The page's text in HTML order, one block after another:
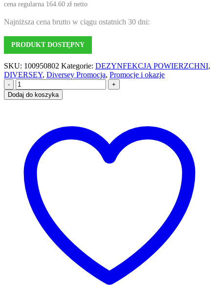
cena regularna 164.60 zł netto
Najniższa cena brutto w ciągu ostatnich 30 dni:
PRODUKT DOSTĘPNY
SKU: 100950802 Kategorie: DEZYNFEKCJA POWIERZCHNI,
DIVERSEY, Diversey Promocja, Promocje i okazje
-
+
Dodaj do koszyka